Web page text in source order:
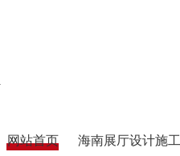
网站首页 海南展厅设计施工